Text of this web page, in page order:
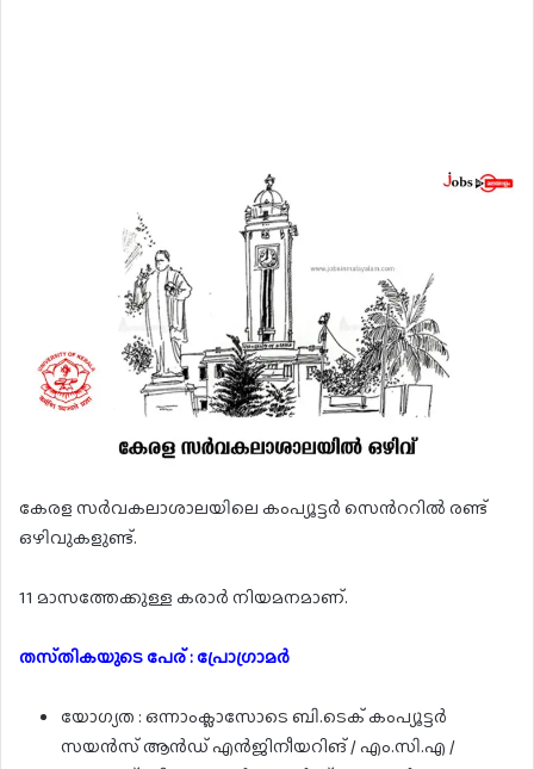
കേരള സർവകലാശാലയിലെ കംപ്യൂട്ടർ സെൻററിൽ രണ്ട്
ഒഴിവുകളുണ്ട്.
11 മാസത്തേക്കുള്ള കരാർ നിയമനമാണ്.
തസ്‌തികയുടെ പേര് : പ്രോഗ്രാമർ
യോഗ്യത : ഒന്നാംക്ലാസോടെ ബി.ടെക് കംപ്യൂട്ടർ
സയൻസ് ആൻഡ് എൻജിനീയറിങ് / എം.സി.എ /